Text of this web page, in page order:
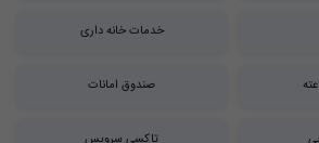
خدمات خانه داری
صندوق امانات
تاکسی سرویس